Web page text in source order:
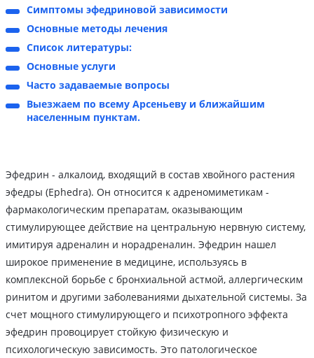
Симптомы эфедриновой зависимости
Основные методы лечения
Список литературы:
Основные услуги
Часто задаваемые вопросы
Выезжаем по всему Арсеньеву и ближайшим
населенным пунктам.
Эфедрин - алкалоид, входящий в состав хвойного растения
эфедры (Ephedra). Он относится к адреномиметикам -
фармакологическим препаратам, оказывающим
стимулирующее действие на центральную нервную систему,
имитируя адреналин и норадреналин. Эфедрин нашел
широкое применение в медицине, используясь в
комплексной борьбе с бронхиальной астмой, аллергическим
ринитом и другими заболеваниями дыхательной системы. За
счет мощного стимулирующего и психотропного эффекта
эфедрин провоцирует стойкую физическую и
психологическую зависимость. Это патологическое